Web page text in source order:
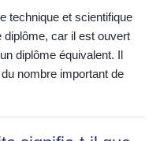
technique et scientifique
car il est ouvert
diplôme équivalent. Il
nombre important de